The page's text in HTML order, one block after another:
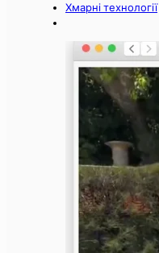
Хмарні технології